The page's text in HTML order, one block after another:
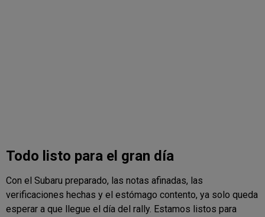
Todo listo para el gran día
Con el Subaru preparado, las notas afinadas, las
verificaciones hechas y el estómago contento, ya solo queda
esperar a que llegue el día del rally. Estamos listos para